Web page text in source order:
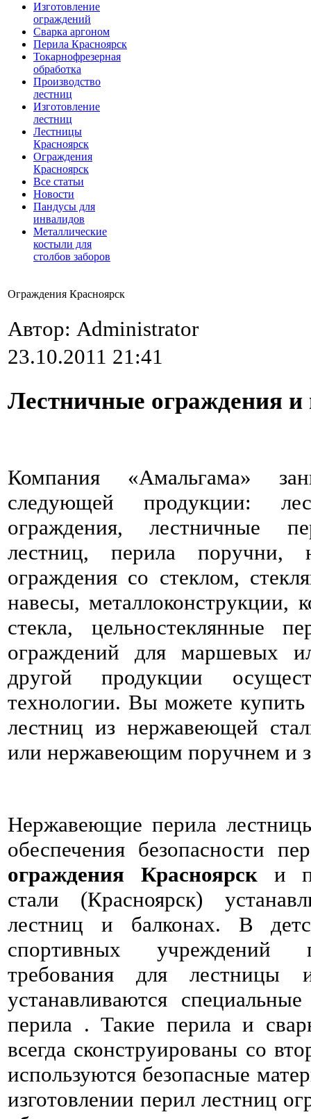
Изготовление
ограждений
Сварка аргоном
Перила Красноярск
Токарнофрезерная
обработка
Производство
лестниц
Изготовление
лестниц
Лестницы
Красноярск
Ограждения
Красноярск
Все статьи
Новости
Пандусы для
инвалидов
Металлические
костыли для
столбов заборов
Ограждения Красноярск
Автор: Administrator
23.10.2011 21:41
Лестничные ограждения и
Компания «Амальгама»
следующей продукции:
ограждения, лестничные
лестниц, перила поручни,
ограждения со стеклом,
навесы, металлоконструкции,
стекла, цельностеклянные
ограждений для маршевых
другой продукции
технологии. Вы можете
лестниц из нержавеющей
или нержавеющим поручнем и
Нержавеющие перила
обеспечения безопасности
ограждения Красноярски
стали (Красноярск)
лестниц и балконах. В
спортивных учреждений
требования для лестницы
устанавливаются
перила . Такие перила и
всегда сконструированы со
используются безопасные
изготовлении перил лестниц